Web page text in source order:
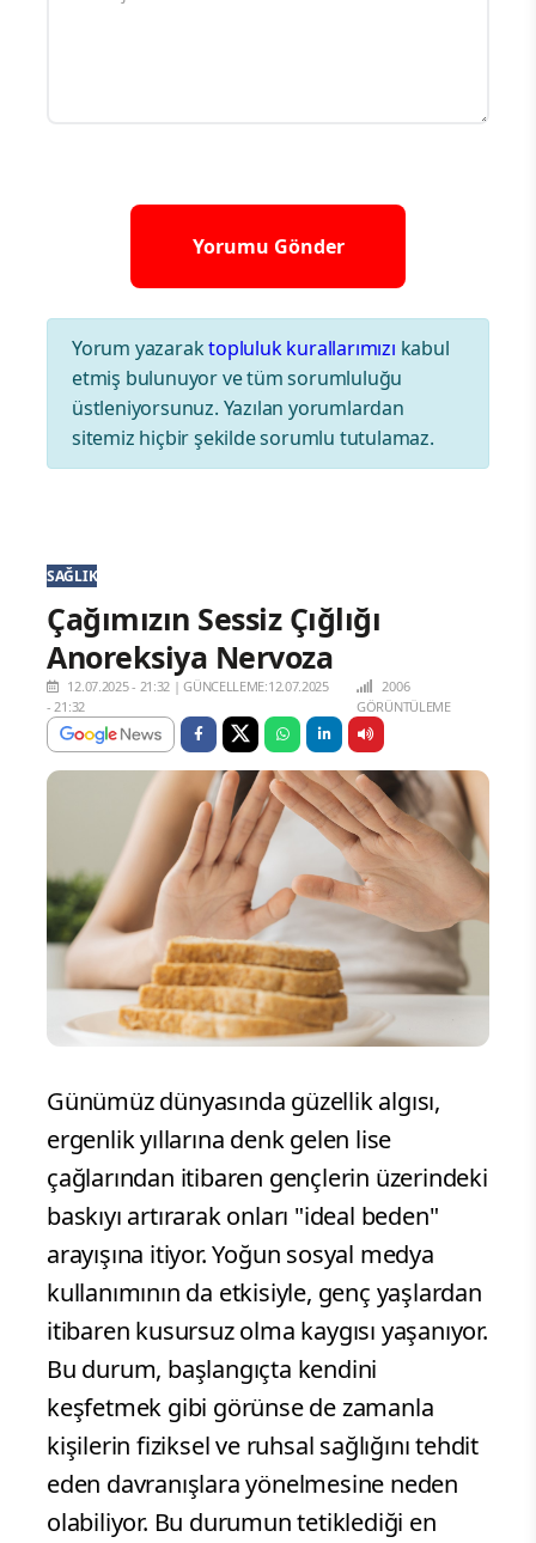
Yorum yazaraktopluluk kurallarımızı kabul
etmiş bulunuyor ve tüm sorumluluğu
üstleniyorsunuz. Yazılan yorumlardan
sitemiz hiçbir şekilde sorumlu tutulamaz.
SAĞLIK
Çağımızın Sessiz Çığlığı
Anoreksiya Nervoza
12.07.2025 - 21:32 |GÜNCELLEME:12.07.2025
- 21:32
2006
GÖRÜNTÜLEME
Günümüz dünyasında güzellik algısı,
ergenlik yıllarına denk gelen lise
çağlarından itibaren gençlerin üzerindeki
baskıyı artırarak onları "ideal beden"
arayışına itiyor. Yoğun sosyal medya
kullanımının da etkisiyle, genç yaşlardan
itibaren kusursuz olma kaygısı yaşanıyor.
Bu durum, başlangıçta kendini
keşfetmek gibi görünse de zamanla
kişilerin fiziksel ve ruhsal sağlığını tehdit
eden davranışlara yönelmesine neden
olabiliyor. Bu durumun tetiklediği en